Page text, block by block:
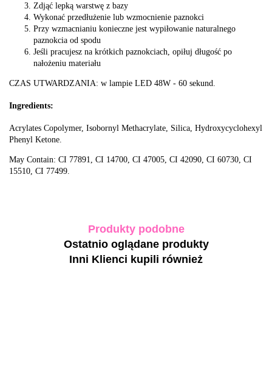
Zdjąć lepką warstwę z bazy
Wykonać przedłużenie lub wzmocnienie paznokci
Przy wzmacnianiu konieczne jest wypiłowanie naturalnego
paznokcia od spodu
Jeśli pracujesz na krótkich paznokciach, opiłuj długość po
nałożeniu materiału
CZAS UTWARDZANIA: w lampie LED 48W - 60 sekund.
Ingredients:
Acrylates Copolymer, Isobornyl Methacrylate, Silica, Hydroxycyclohexyl
Phenyl Ketone.
May Contain: CI 77891, CI 14700, CI 47005, CI 42090, CI 60730, CI
15510, CI 77499.
Produkty podobne
Ostatnio oglądane produkty
Inni Klienci kupili również